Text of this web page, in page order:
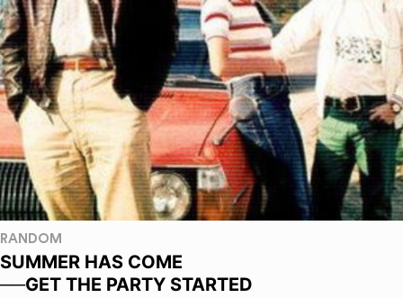
RANDOM
SUMMER HAS COME
──GET THE PARTY STARTED